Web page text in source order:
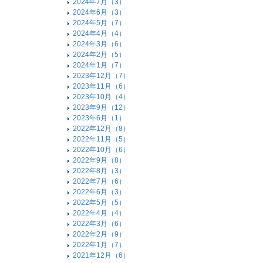
2024年7月（3）
2024年6月（3）
2024年5月（7）
2024年4月（4）
2024年3月（6）
2024年2月（5）
2024年1月（7）
2023年12月（7）
2023年11月（6）
2023年10月（4）
2023年9月（12）
2023年6月（1）
2022年12月（8）
2022年11月（5）
2022年10月（6）
2022年9月（8）
2022年8月（3）
2022年7月（6）
2022年6月（3）
2022年5月（5）
2022年4月（4）
2022年3月（6）
2022年2月（9）
2022年1月（7）
2021年12月（6）